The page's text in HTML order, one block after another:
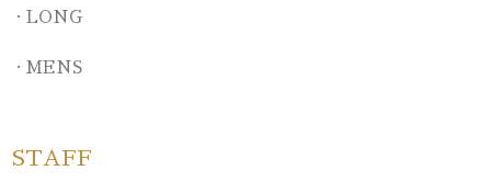
LONG
MENS
STAFF